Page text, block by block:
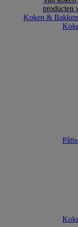
producten
Koken & Bakken